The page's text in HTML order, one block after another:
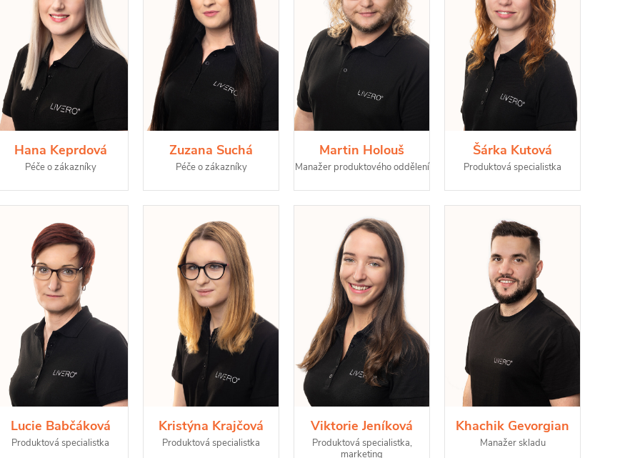
Hana Keprdová
Péče o zákazníky
Zuzana Suchá
Péče o zákazníky
Martin Holouš
Manažer produktového oddělení
Šárka Kutová
Produktová specialistka
Lucie Babčáková
Produktová specialistka
Kristýna Krajčová
Produktová specialistka
Viktorie Jeníková
Produktová specialistka,
marketing
Khachik Gevorgian
Manažer skladu